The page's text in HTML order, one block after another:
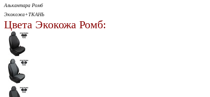
Алькантара Ромб
Экокожа+ТКАНЬ
Цвета Экокожа Ромб: